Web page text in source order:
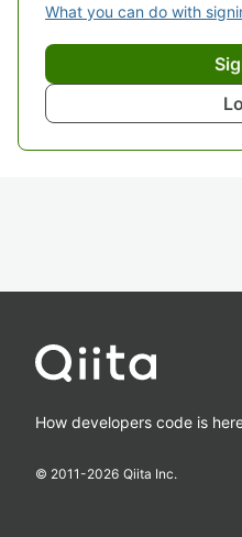
What you can do with
How developers code is
© 2011-2026 Qiita Inc.